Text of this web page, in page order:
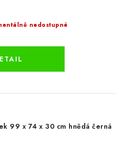
nedostupné
99 x 74 x 30 cm hnědá černá